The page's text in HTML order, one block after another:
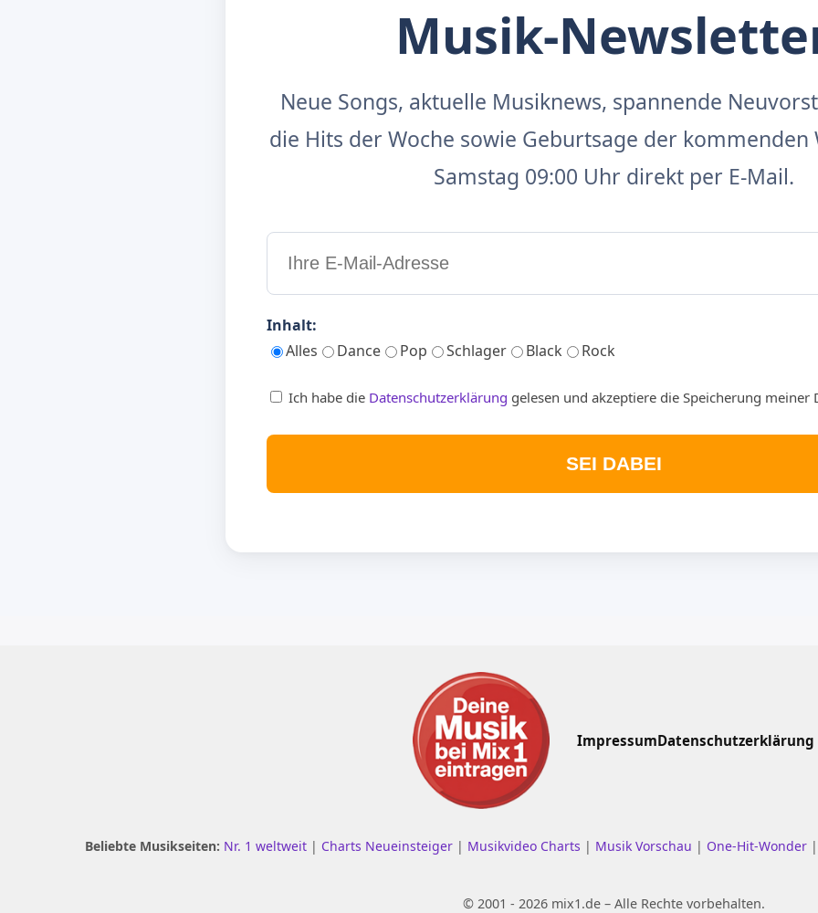
Musik-
Neue Songs, aktuelle Musiknews, spannende
die Hits der Woche sowie Geburtsage der kommenden
Samstag 09:00 Uhr direkt per E-Mail.
Inhalt:
Alles
Dance Pop Schlager Black Rock
Ich habe die Datenschutzerklärung gelesen und akzeptiere die Speicherung meiner
SEI DABEI
ImpressumDatenschutzerklärung
Beliebte Musikseiten: Nr. 1 weltweit | Charts Neueinsteiger | Musikvideo Charts | Musik Vorschau | One-Hit-Wonder
© 2001 - 2026 mix1.de – Alle Rechte vorbehalten.